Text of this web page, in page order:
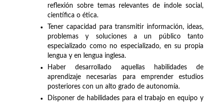
reflexión sobre temas relevantes de índole social,
científica o ética.
Tener capacidad para transmitir información, ideas,
problemas y soluciones a un público tanto
especializado como no especializado, en su propia
lengua y en lengua inglesa.
Haber desarrollado aquellas habilidades de
aprendizaje necesarias para emprender estudios
posteriores con un alto grado de autonomía.
Disponer de habilidades para el trabajo en equipo y